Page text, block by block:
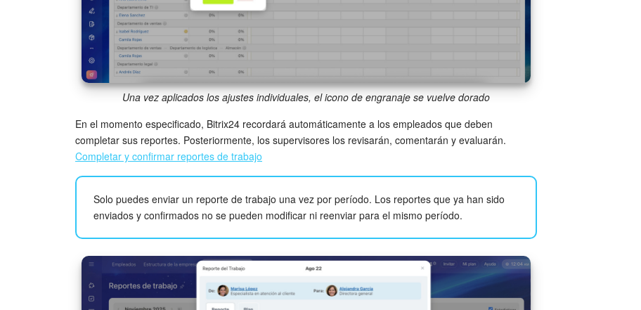
Una vez aplicados los ajustes individuales, el icono de engranaje se vuelve dorado
En el momento especificado, Bitrix24 recordará automáticamente a los empleados que deben
completar sus reportes. Posteriormente, los supervisores los revisarán, comentarán y evaluarán.
Completar y confirmar reportes de trabajo
Solo puedes enviar un reporte de trabajo una vez por período. Los reportes que ya han sido
enviados y confirmados no se pueden modificar ni reenviar para el mismo período.